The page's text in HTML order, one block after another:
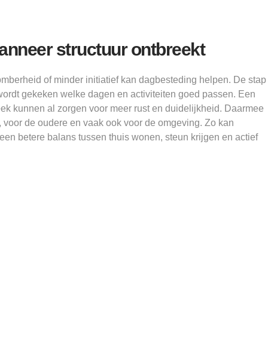
structuur ontbreekt
of minder initiatief kan dagbesteding helpen. De stap
gekeken welke dagen en activiteiten goed passen. Een
kunnen al zorgen voor meer rust en duidelijkheid. Daarmee
de oudere en vaak ook voor de omgeving. Zo kan
betere balans tussen thuis wonen, steun krijgen en actief